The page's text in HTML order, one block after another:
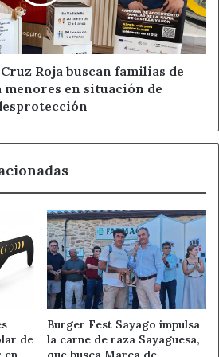
Roja buscan familias de
menores en situación de
de
Burger Fest Sayago impulsa
la carne de raza Sayaguesa,